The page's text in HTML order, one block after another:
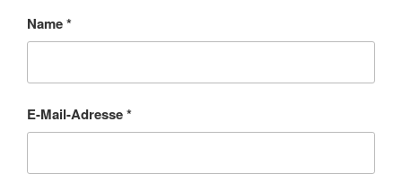
Name*
E-Mail-Adresse*